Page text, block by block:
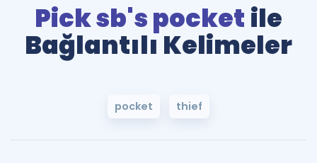
Pick sb's pocket ile
Bağlantılı Kelimeler
pocket thief